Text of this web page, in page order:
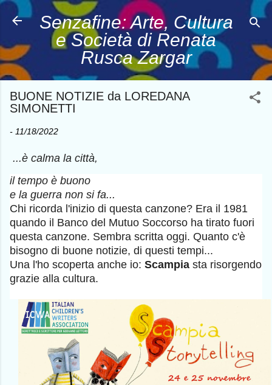
Passa ai contenuti principali
Senzafine: Arte, Cultura
e Società di Renata
Rusca Zargar
BUONE NOTIZIE da LOREDANA
SIMONETTI
- 11/18/2022
...è calma la città,
il tempo è buono
e la guerra non si fa...
Chi ricorda l'inizio di questa canzone? Era il 1981
quando il Banco del Mutuo Soccorso ha tirato fuori
questa canzone. Sembra scritta oggi. Quanto c'è
bisogno di buone notizie, di questi tempi...
Una l'ho scoperta anche io: Scampia sta risorgendo
grazie alla cultura.